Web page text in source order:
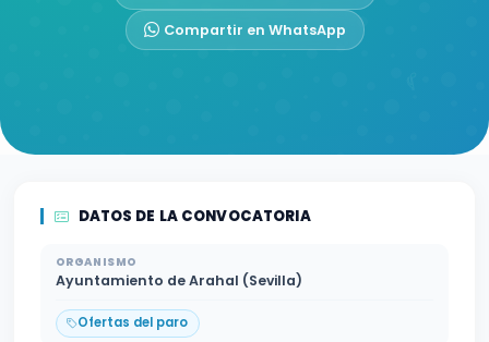
Compartir en WhatsApp
DATOS DE LA CONVOCATORIA
ORGANISMO
Ayuntamiento de Arahal (Sevilla)
Ofertas del paro